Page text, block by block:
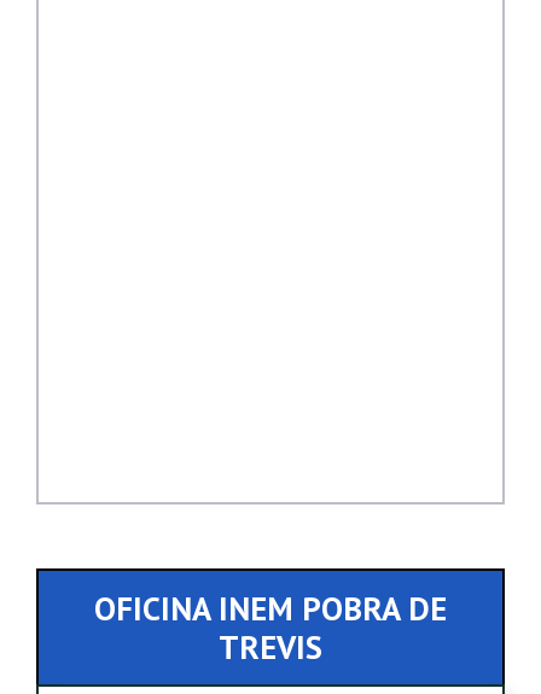
OFICINA INEM POBRA DE
TREVIS